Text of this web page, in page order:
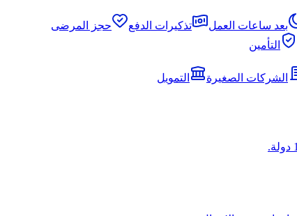
بعد ساعات العمل تذكيرات الدفع
حجز المرضى
التأمين
الشركات الصغيرة
التمويل